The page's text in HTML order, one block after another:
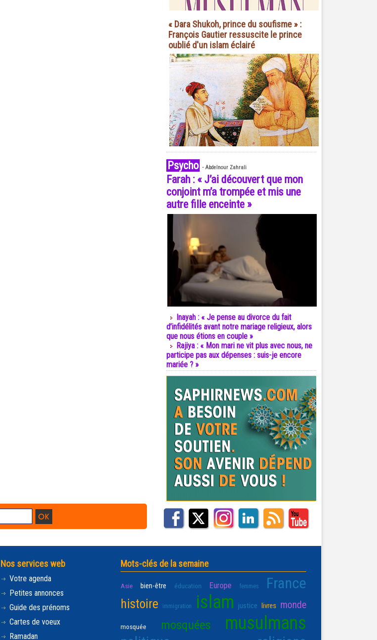
« Dara Shukoh, prince du soufisme » :
François Gautier ressuscite le prince
oublié d'un islam éclairé
Psycho - Abdelnour Zahrali
Farah : « J’ai découvert que mon
conjoint m’a trompée et mis une
autre fille enceinte »
Inayah : « Je pense au divorce du fait
d’infidélités avant notre mariage religieux, alors
que nous étions en couple »
Rajiya : « Mon mari ne vit plus avec nous, ne
participe pas aux dépenses : suis-je encore
mariée ? »
Nos services web
Votre agenda
Petites annonces
Guide des prénoms
Cartes de voeux
Ramadan
Mots-clés de la semaine
Asie bien-être éducation Europe femmes France
histoire immigration islam justice livres monde
mosquée mosquées musulmans